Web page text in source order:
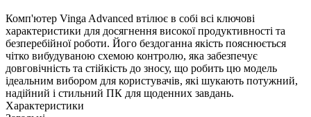
Комп'ютер Vinga Advanced втілює в собі всі ключові
характеристики для досягнення високої продуктивності та
безперебійної роботи. Його бездоганна якість пояснюється
чітко вибудуваною схемою контролю, яка забезпечує
довговічність та стійкість до зносу, що робить цю модель
ідеальним вибором для користувачів, які шукають потужний,
надійний і стильний ПК для щоденних завдань.
Характеристики